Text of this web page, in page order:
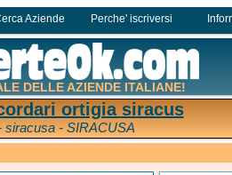
Aziende Perche' iscriversi
DELLE AZIENDE ITALIANE!
ortigia siracus
siracusa - SIRACUSA